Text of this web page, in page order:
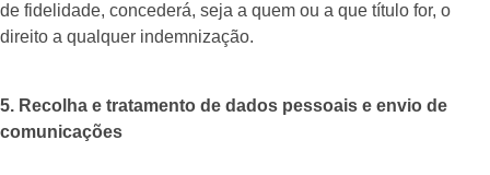
de fidelidade, concederá, seja a quem ou a que título for, o
direito a qualquer indemnização.
5. Recolha e tratamento de dados pessoais e envio de
comunicações